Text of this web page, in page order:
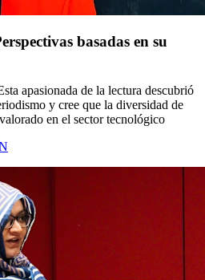
basadas en su
apasionada de la lectura descubrió
y cree que la diversidad de
en el sector tecnológico